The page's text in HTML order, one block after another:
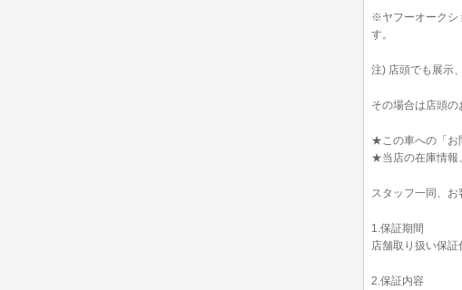
※ヤフーオークシ
す。
注) 店頭でも展示
その場合は店頭の
★この車への「お
★当店の在庫情報
スタッフ一同、お
1.保証期間
店舗取り扱い保
2.保証内容